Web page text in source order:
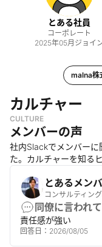
とある社員
コーポレート
2025年05月 ジョイ
malna株
カルチャー
CULTURE
メンバーの声
社内Slackでメンバー
た。カルチャーを知る
とあるメン
コンサルティング
同僚に言われ
責任感が強い
回答日： 2026/08/05